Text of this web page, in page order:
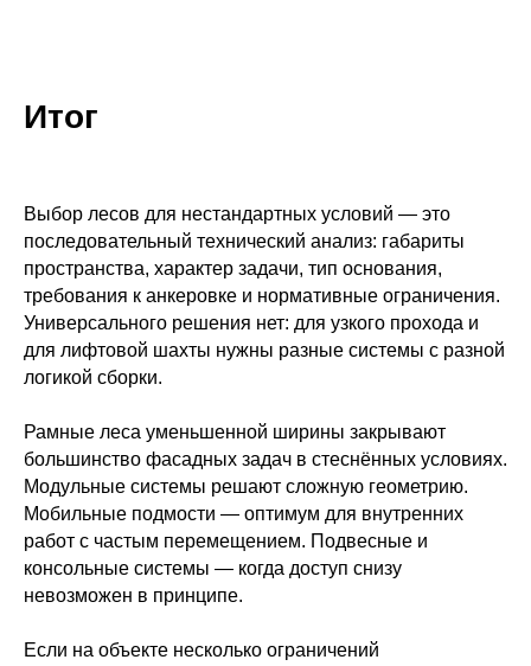
Итог
Выбор лесов для нестандартных условий — это
последовательный технический анализ: габариты
пространства, характер задачи, тип основания,
требования к анкеровке и нормативные ограничения.
Универсального решения нет: для узкого прохода и
для лифтовой шахты нужны разные системы с разной
логикой сборки.
Рамные леса уменьшенной ширины закрывают
большинство фасадных задач в стеснённых условиях.
Модульные системы решают сложную геометрию.
Мобильные подмости — оптимум для внутренних
работ с частым перемещением. Подвесные и
консольные системы — когда доступ снизу
невозможен в принципе.
Если на объекте несколько ограничений